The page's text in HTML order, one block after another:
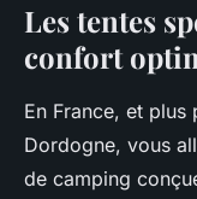
Les tentes
confort
En France, et plus
Dordogne, vous
de camping